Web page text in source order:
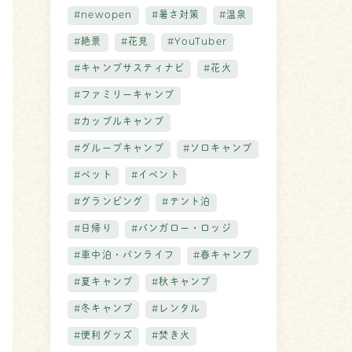
#newopen #暑さ対策 #温泉
#絶景 #花見 #YouTuber
#キャンプサスティナビ #花火
#ファミリーキャンプ
#カップルキャンプ
#グループキャンプ #ソロキャンプ
#ペット #イベント
#グランピング #テント泊
#日帰り #バンガロー・ロッジ
#車中泊・バンライフ #春キャンプ
#夏キャンプ #秋キャンプ
#冬キャンプ #レンタル
#便利グッズ #焚き火